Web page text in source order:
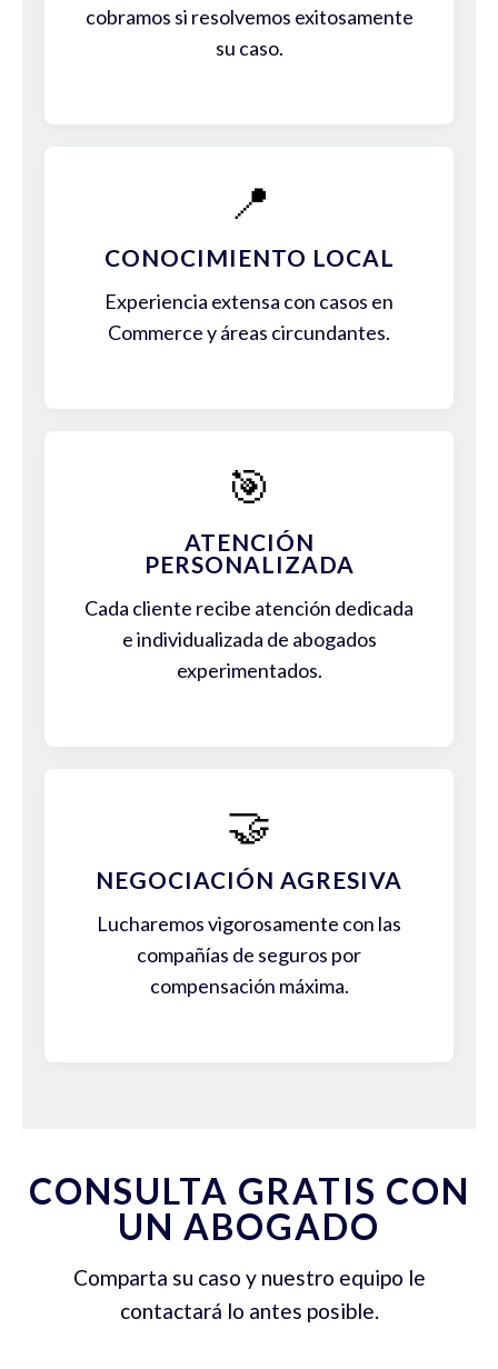
cobramos si resolvemos exitosamente
su caso.
📍
CONOCIMIENTO LOCAL
Experiencia extensa con casos en
Commerce y áreas circundantes.
🎯
ATENCIÓN
PERSONALIZADA
Cada cliente recibe atención dedicada
e individualizada de abogados
experimentados.
🤝
NEGOCIACIÓN AGRESIVA
Lucharemos vigorosamente con las
compañías de seguros por
compensación máxima.
CONSULTA GRATIS CON
UN ABOGADO
Comparta su caso y nuestro equipo le
contactará lo antes posible.